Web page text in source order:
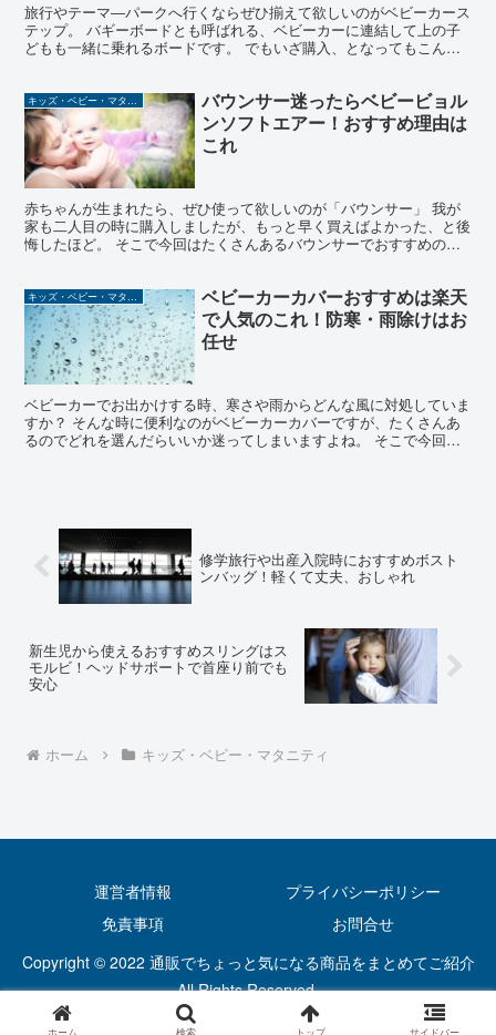
旅行やテーマ―パークへ行くならぜひ揃えて欲しいのがベビーカース
テップ。 バギーボードとも呼ばれる、ベビーカーに連結して上の子
どもも一緒に乗れるボードです。 でもいざ購入、となってもこんな
キッズ・ベビー・マタニティ
バウンサー迷ったらベビービョル
ンソフトエアー！おすすめ理由は
これ
赤ちゃんが生まれたら、ぜひ使って欲しいのが「バウンサー」 我が
家も二人目の時に購入しましたが、もっと早く買えばよかった、と後
悔したほど。 そこで今回はたくさんあるバウンサーでおすすめのベ
キッズ・ベビー・マタニティ
ベビーカーカバーおすすめは楽天
で人気のこれ！防寒・雨除けはお
任せ
ベビーカーでお出かけする時、寒さや雨からどんな風に対処していま
すか？ そんな時に便利なのがベビーカーカバーですが、たくさんあ
るのでどれを選んだらいいか迷ってしまいますよね。 そこで今回は
修学旅行や出産入院時におすすめボスト
ンバッグ！軽くて丈夫、おしゃれ
新生児から使えるおすすめスリングはス
モルビ！ヘッドサポートで首座り前でも
安心
ホーム キッズ・ベビー・マタニティ
運営者情報
プライバシーポリシー
免責事項
お問合せ
Copyright © 2022 通販でちょっと気になる商品をまとめてご紹介
All Rights Reserved.